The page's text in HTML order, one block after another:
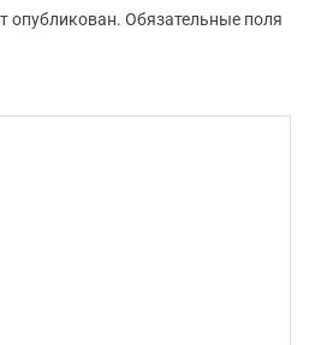
опубликован. Обязательные поля